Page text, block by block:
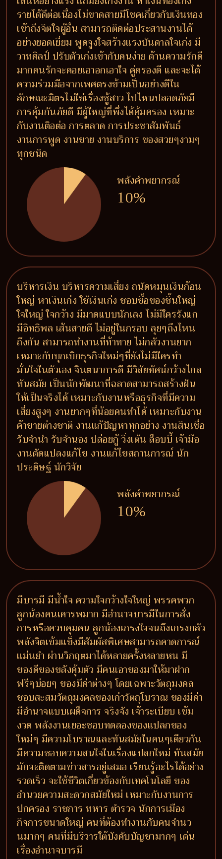
รายได้ดีต่อเนื่องไม่ขาดสายมีโชคเกี่ยวกับเงินทอง
เข้าถึงจิตใจผู้อื่น สามารถติดต่อประสานงานได้
อย่างยอดเยี่ยม พูดจูงใจสร้างแรงบันดาลใจเก่ง มี
วาทศิลป์ ปรับตัวเก่งเข้ากับคนง่าย ด้านความรักดี
มากคนรักจะคอยเอาอกเอาใจ คู่ครองดี และจะได้
ความร่วมมือจากเพศตรงข้ามเป็นอย่างดีใน
ลักษณะมิตรไม่ใช่เรื่องชู้สาว ไปไหนปลอดภัยมี
การคุ้มกันภัยดี มีผู้ใหญ่ที่พึ่งได้คุ้มครอง เหมาะ
กับงานติอต่อ การตลาด การประชาสัมพันธ์
งานการพูด งานขาย งานบริการ ของสวยๆงามๆ
ทุกชนิด
พลังคำพยากรณ์
10%
บริหารเงิน บริหารความเสี่ยง ถนัดหมุนเงินก้อน
ใหญ่ หาเงินเก่ง ใช้เงินเก่ง ชอบซื้อของชิ้นใหญ่
ใจใหญ่ ใจกว้าง มีมาดแบบนักเลง ไม่มีใครรังแก
มีอิทธิพล เส้นสายดี ไม่อยู่ในกรอบ ลุยๆถึงไหน
ถึงกัน สามารถทำงานที่ท้าทาย ไม่กลัวงานยาก
เหมาะกับบุกเบิกธุรกิจใหม่ๆที่ยังไม่มีใครทำ
มั่นใจในตัวเอง จินตนาการดี มีวิสัยทัศน์กว้างไกล
ทันสมัย เป็นนักพัฒนาที่ฉลาดสามารถสร้างฝัน
ให้เป็นจริงได้ เหมาะกับงานหรือธุรกิจที่มีความ
เสี่ยงสูงๆ งานยากๆที่น้อยคนทำได้ เหมาะกับงาน
ค้าขายต่างชาติ งานแก้ปัญหาทุกอย่าง งานสินเชื่อ
รับจำนำ รับจำนอง ปล่อยกู้ วิ่งเต้น ล็อบบี้ เจ้ามือ
งานดัดแปลงแก้ไข งานแก้ไขสถานการณ์ นัก
ประดิษฐ์ นักวิจัย
พลังคำพยากรณ์
10%
มีบารมี มีน้ำใจ ความใจกว้างใจใหญ่ พรรคพวก
ลูกน้องคนเคารพมาก มีอำนาจบารมีในการสั่ง
การหรือควบคุมคน ลูกน้องเกรงใจจนถึงเกรงกลัว
พลังจิตเข้มแข็งมีสัมผัสพิเศษสามารถคาดการณ์
แม่นยำ ผ่านวิกฤตมาได้หลายครั้งหลายหน มี
ของดีของขลังคุ้มตัว มีคนเอาของมาให้มาฝาก
ฟรีๆบ่อยๆ ของมีค่าต่างๆ โดยเฉพาะวัตถุมงคล
ชอบสะสมวัตถุมงคลของเก่าวัตถุโบราณ ของมีค่า
มีอำนาจแบบเผด็จการ จริงจัง เจ้าระเบียบ เข้ม
งวด พลังงานเยอะชอบทดลองของแปลกของ
ใหม่ๆ มีความโบราณและทันสมัยในคนๆเดียวกัน
มีความชอบความสนใจในเรื่องแปลกใหม่ ทันสมัย
มักจะติดตามข่าวสารอยู่เสมอ เรียนรู้อะไรได้อย่าง
รวดเร็ว จะใช้ชีวิตเกี่ยวข้องกับเทคโนโลยี ของ
อำนวยความสะดวกสมัยใหม่ เหมาะกับงานการ
ปกครอง ราชการ ทหาร ตำรวจ นักการเมือง
กิจการขนาดใหญ่ คนที่ต้องทำงานกับคนจำนว
นมากๆ คนที่มีบริวารใต้บังคับบัญชามากๆ เด่น
เรื่องอำนาจบารมี